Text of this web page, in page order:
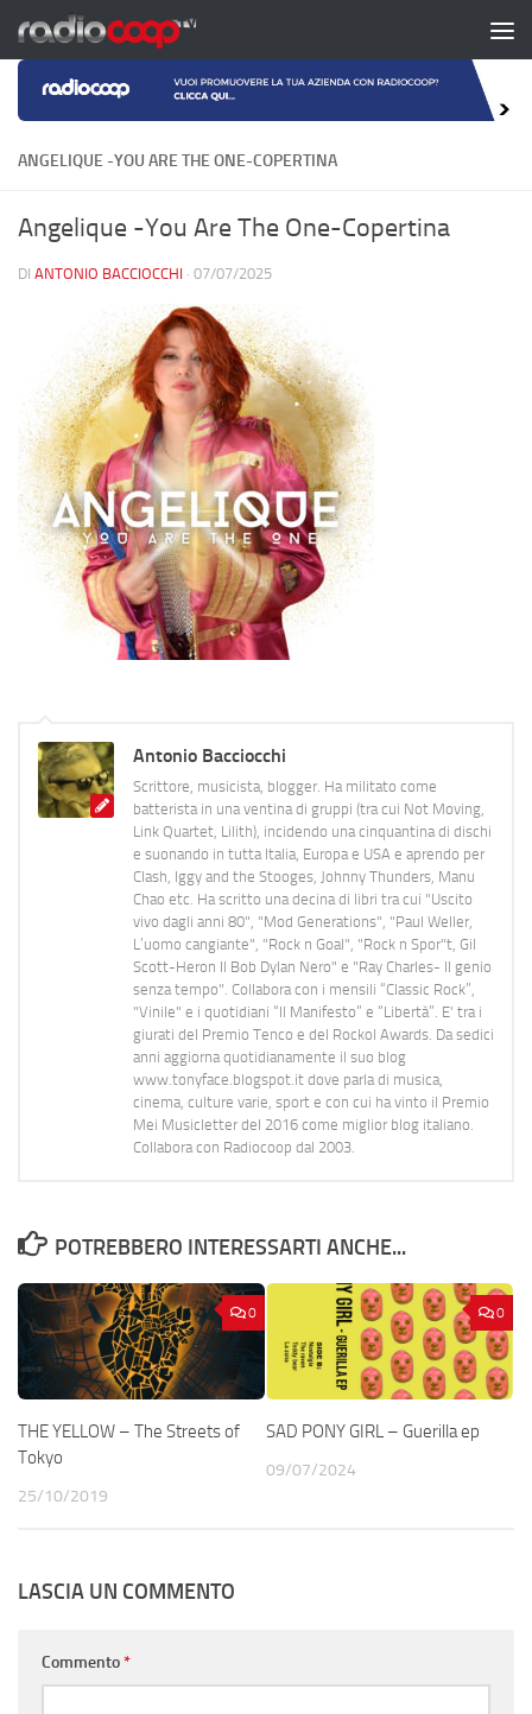
Salta al contenuto
ANGELIQUE -YOU ARE THE ONE-COPERTINA
Angelique -You Are The One-Copertina
DI ANTONIO BACCIOCCHI · 07/07/2025
Antonio Bacciocchi
Scrittore, musicista, blogger. Ha militato come
batterista in una ventina di gruppi (tra cui Not Moving,
Link Quartet, Lilith), incidendo una cinquantina di dischi
e suonando in tutta Italia, Europa e USA e aprendo per
Clash, Iggy and the Stooges, Johnny Thunders, Manu
Chao etc. Ha scritto una decina di libri tra cui "Uscito
vivo dagli anni 80", "Mod Generations", "Paul Weller,
L’uomo cangiante", "Rock n Goal", "Rock n Spor"t, Gil
Scott-Heron Il Bob Dylan Nero" e "Ray Charles- Il genio
senza tempo". Collabora con i mensili “Classic Rock”,
"Vinile" e i quotidiani “Il Manifesto” e “Libertà”. E' tra i
giurati del Premio Tenco e del Rockol Awards. Da sedici
anni aggiorna quotidianamente il suo blog
www.tonyface.blogspot.it dove parla di musica,
cinema, culture varie, sport e con cui ha vinto il Premio
Mei Musicletter del 2016 come miglior blog italiano.
Collabora con Radiocoop dal 2003.
POTREBBERO INTERESSARTI ANCHE...
0
THE YELLOW – The Streets of
Tokyo
25/10/2019
0
SAD PONY GIRL – Guerilla ep
09/07/2024
LASCIA UN COMMENTO
Commento*